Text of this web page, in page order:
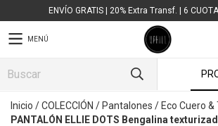
ENVÍO GRATIS | 20% Extra Transf. | 6
MENÚ
Inicio /COLECCIÓN / Pantalones / Eco Cuero
PANTALÓN ELLIE DOTS Bengalina